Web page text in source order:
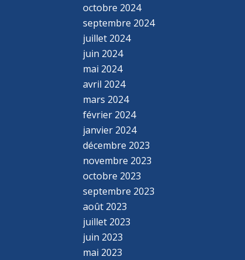
octobre 2024
septembre 2024
juillet 2024
juin 2024
mai 2024
avril 2024
mars 2024
février 2024
janvier 2024
décembre 2023
novembre 2023
octobre 2023
septembre 2023
août 2023
juillet 2023
juin 2023
mai 2023